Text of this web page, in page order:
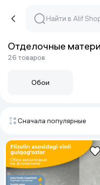
Отделочные
26 товаров
Обои
Сначала популярные